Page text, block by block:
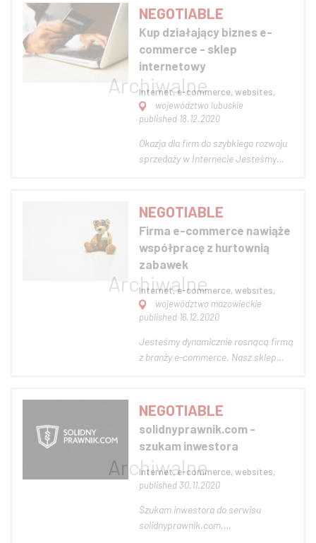
(sprawdzone i rzeczywiste analizy
rynkowe, kontakty handlowe),
Wysoka zyskowność. Obrót
produktami chemii gospodarczej:
markowe w...
NEGOTIABLE
Kup działający biznes e-
commerce - sklep
internetowy
Internet, e-commerce, websites,
województwo lubuskie
published 18.12.2020
Okazja dla firm do szybkiego rozwoju
sprzedaży w Internecie Jesteśmy
internetowy, który tworzy
rozpoznawalną markę od 2015 r.
Używamy najnowszych rozwiązań e-
commerce do szybkiego zwi...
NEGOTIABLE
Firma e-commerce nawiąże
współpracę z hurtownią
zabawek
Internet, e-commerce, websites,
województwo mazowieckie
published 16.12.2020
Jesteśmy dynamicznie rosnącą firmą
z branży e-commerce. Nasz sklep
przyspieszyć rozwój
przedsiębiorstwa szukamy hurtowni
lub producenta zabawek
sprzedających towar do klienta
biznesoweg...
NEGOTIABLE
solidnyprawnik.com -
szukam inwestora
Internet, e-commerce, websites,
published 30.11.2020
Szukam inwestora do serwisu
solidnyprawnik.com.